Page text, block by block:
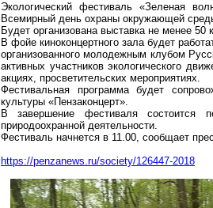
Экологический фестиваль «Зеленая
Всемирный день охраны окружающей
Будет организована выставка не менее
В фойе киноконцертного зала будет
организованного молодежным клубом
активных участников экологического
акциях, просветительских мероприятиях.
Фестивальная программа будет
культуры «Пензаконцерт».
В завершение фестиваля состоится
природоохранной деятельности.
Фестиваль начнется в 11.00, сообщает
https://penzanews.ru/society/126447-2018